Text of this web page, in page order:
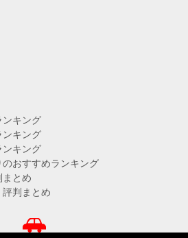
ンキング
ンキング
ンキング
おすすめランキング
とめ
判まとめ